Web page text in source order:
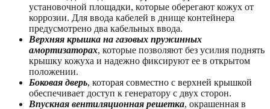
установочной площадки, которые оберегают кожух от
коррозии. Для ввода кабелей в днище контейнера
предусмотрено два кабельных ввода.
Верхняя крышка на газовых пружинных
амортизаторах, которые позволяют без усилия поднять
крышку кожуха и надежно фиксируют ее в открытом
положении.
Боковая дверь, которая совместно с верхней крышкой
обеспечивает доступ к генератору с двух сторон.
Впускная вентиляционная решетка, окрашенная в